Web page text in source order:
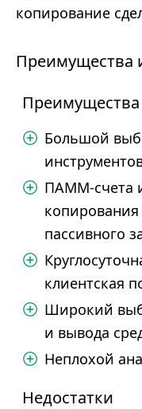
копирование
Преимущества
Преимущества
Большой
ПАММ-счета
копирования
пассивного
клиентская
Широкий
и вывода
Неплохой
Недостатки